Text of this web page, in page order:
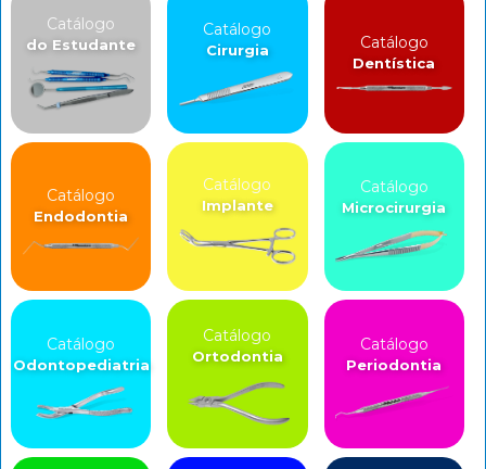
Catálogo
do Estudante
Catálogo
Cirurgia Catálogo
Dentística
Catálogo
Endodontia
Catálogo
Implante
Catálogo
Microcirurgia
Catálogo
Odontopediatria
Catálogo
Ortodontia
Catálogo
Periodontia